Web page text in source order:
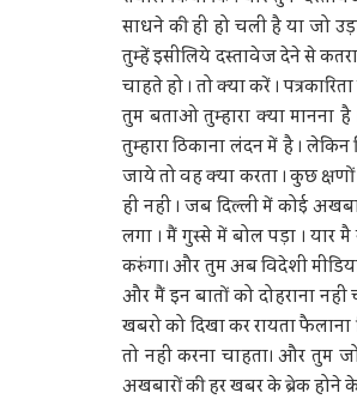
साधने की ही हो चली है या जो
तुम्हें इसीलिये दस्तावेज देने से
चाहते हो । तो क्या करें ।
तुम बताओ तुम्हारा क्या मानना
तुम्हारा ठिकाना लंदन में है ।
जाये तो वह क्या करता । कुछ क्षणों
ही नहीं । जब दिल्ली में कोई
लगा । मैं गुस्से में बोल पड़ा ।
करुंगा। और तुम अब विदेशी
और मैं इन बातों को दोहराना
खबरो को दिखा कर रायता
तो नहीं करना चाहता। और तुम
अखबारों की हर खबर के ब्रेक होने